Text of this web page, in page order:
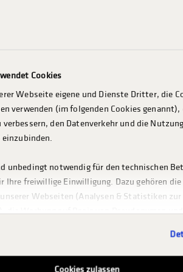
Cookies
Webseite eigene und Dienste Dritter, die
verwenden (im folgenden Cookies
verbessern, den Datenverkehr und die
unbedingt notwendig für den technischen
Ihre freiwillige Einwilligung. Dazu gehören die
Webseiten (Analysen & Statistiken zur
einzelne Empfänger Ihre Daten
Cookies zulassen